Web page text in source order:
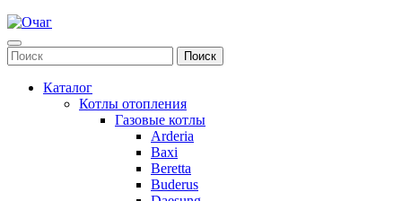
Каталог
Котлы отопления
Газовые котлы
Arderia
Baxi
Beretta
Buderus